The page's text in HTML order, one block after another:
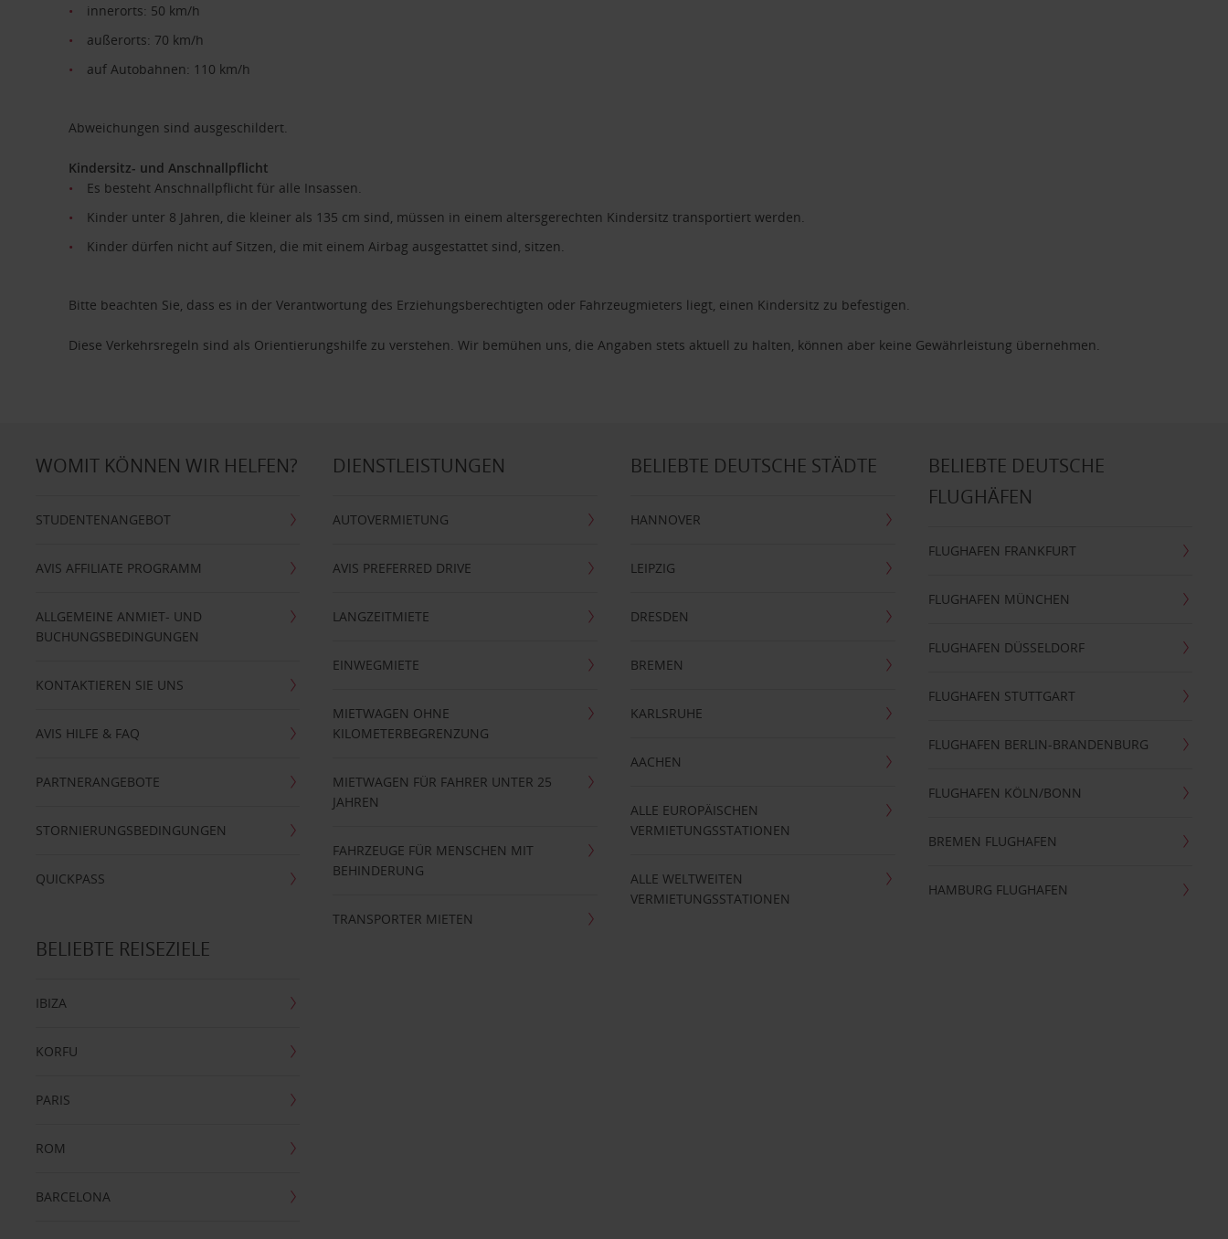
innerorts: 50 km/h
außerorts: 70 km/h
auf Autobahnen: 110 km/h
Abweichungen sind ausgeschildert.
Kindersitz- und Anschnallpflicht
Es besteht Anschnallpflicht für alle Insassen.
Kinder unter 8 Jahren, die kleiner als 135 cm sind, müssen in einem altersgerechten Kindersitz transportiert werden.
Kinder dürfen nicht auf Sitzen, die mit einem Airbag ausgestattet sind, sitzen.
Bitte beachten Sie, dass es in der Verantwortung des Erziehungsberechtigten oder Fahrzeugmieters liegt, einen Kindersitz zu befestigen.
Diese Verkehrsregeln sind als Orientierungshilfe zu verstehen. Wir bemühen uns, die Angaben stets aktuell zu halten, können aber keine Gewährleistung übernehmen.
WOMIT KÖNNEN WIR HELFEN?
STUDENTENANGEBOT
AVIS AFFILIATE PROGRAMM
ALLGEMEINE ANMIET- UND
BUCHUNGSBEDINGUNGEN
KONTAKTIEREN SIE UNS
AVIS HILFE & FAQ
PARTNERANGEBOTE
STORNIERUNGSBEDINGUNGEN
QUICKPASS
DIENSTLEISTUNGEN
AUTOVERMIETUNG
AVIS PREFERRED DRIVE
LANGZEITMIETE
EINWEGMIETE
MIETWAGEN OHNE
KILOMETERBEGRENZUNG
MIETWAGEN FÜR FAHRER UNTER 25
JAHREN
FAHRZEUGE FÜR MENSCHEN MIT
BEHINDERUNG
TRANSPORTER MIETEN
BELIEBTE DEUTSCHE STÄDTE
HANNOVER
LEIPZIG
DRESDEN
BREMEN
KARLSRUHE
AACHEN
ALLE EUROPÄISCHEN
VERMIETUNGSSTATIONEN
ALLE WELTWEITEN
VERMIETUNGSSTATIONEN
BELIEBTE DEUTSCHE
FLUGHÄFEN
FLUGHAFEN FRANKFURT
FLUGHAFEN MÜNCHEN
FLUGHAFEN DÜSSELDORF
FLUGHAFEN STUTTGART
FLUGHAFEN BERLIN-BRANDENBURG
FLUGHAFEN KÖLN/BONN
BREMEN FLUGHAFEN
HAMBURG FLUGHAFEN
BELIEBTE REISEZIELE
IBIZA
KORFU
PARIS
ROM
BARCELONA